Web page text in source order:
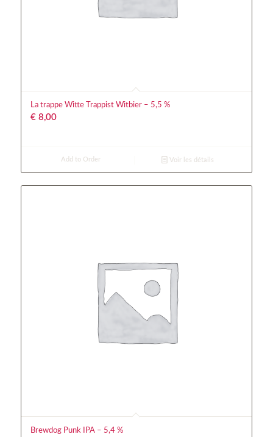
La trappe Witte Trappist Witbier – 5,5 %
€8,00
Add to Order Voir les détails
Brewdog Punk IPA – 5,4 %